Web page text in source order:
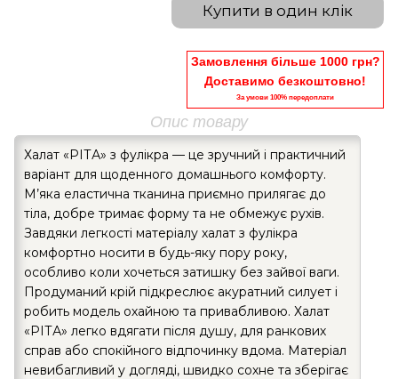
Купити в один клік
Замовлення більше 1000 грн?
Доставимо безкоштовно!
За умови 100% передоплати
Опис товару
Халат «РІТА» з фулікра — це зручний і практичний
варіант для щоденного домашнього комфорту.
М’яка еластична тканина приємно прилягає до
тіла, добре тримає форму та не обмежує рухів.
Завдяки легкості матеріалу халат з фулікра
комфортно носити в будь-яку пору року,
особливо коли хочеться затишку без зайвої ваги.
Продуманий крій підкреслює акуратний силует і
робить модель охайною та привабливою. Халат
«РІТА» легко вдягати після душу, для ранкових
справ або спокійного відпочинку вдома. Матеріал
невибагливий у догляді, швидко сохне та зберігає